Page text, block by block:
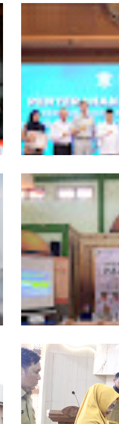
Pemprov Kalbar
Percepat
Layanan Samsat
Jadi Tiga Hari